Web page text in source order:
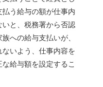
う給与の額が仕事内
と、税務署から否認
への給与支払いが、
いよう、仕事内容を
給与額を設定するこ